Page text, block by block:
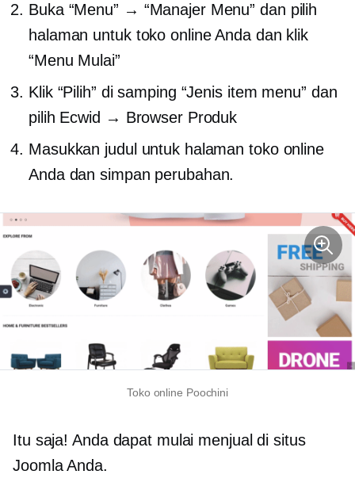
Buka “Menu” → “Manajer Menu” dan pilih
halaman untuk toko online Anda dan klik
“Menu Mulai”
Klik “Pilih” di samping “Jenis item menu” dan
pilih Ecwid → Browser Produk
Masukkan judul untuk halaman toko online
Anda dan simpan perubahan.
Toko online Poochini
Itu saja! Anda dapat mulai menjual di situs
Joomla Anda.